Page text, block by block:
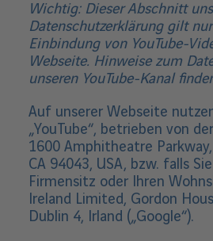
Wichtig: Dieser Abschnitt
Datenschutzerklärung gilt
Einbindung von YouTube-
Webseite. Hinweise zum
unseren YouTube-Kanal
Auf unserer Webseite
„YouTube“, betrieben von
1600 Amphitheatre
CA 94043, USA, bzw. falls
Firmensitz oder Ihren
Ireland Limited, Gordon
Dublin 4, Irland („Google“).